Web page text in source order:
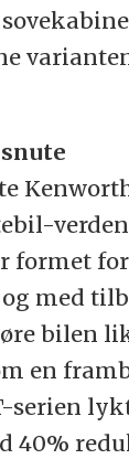
formet
med
bilen
en
serien
40%